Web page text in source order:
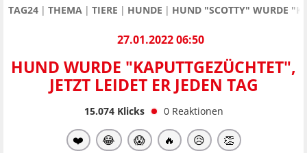
TAG24 THEMA TIERE HUNDE HUND "SCOTTY" WURDE
27.01.2022 06:50
HUND WURDE "KAPUTTGEZÜCHTET",
JETZT LEIDET ER JEDEN TAG
15.074Klicks 0 Reaktionen
❤️ 😂 😱 🔥 😥 👏